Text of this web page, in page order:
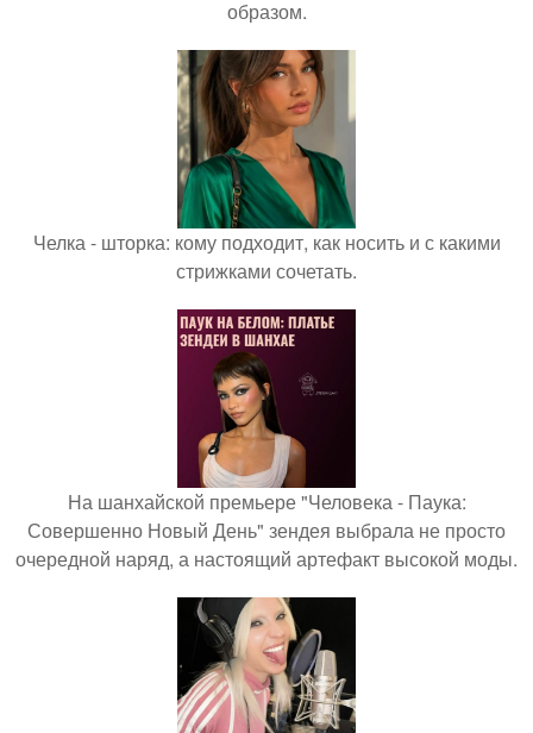
образом.
Челка - шторка: кому подходит, как носить и с какими
стрижками сочетать.
На шанхайской премьере "Человека - Паука:
Совершенно Новый День" зендея выбрала не просто
очередной наряд, а настоящий артефакт высокой моды.